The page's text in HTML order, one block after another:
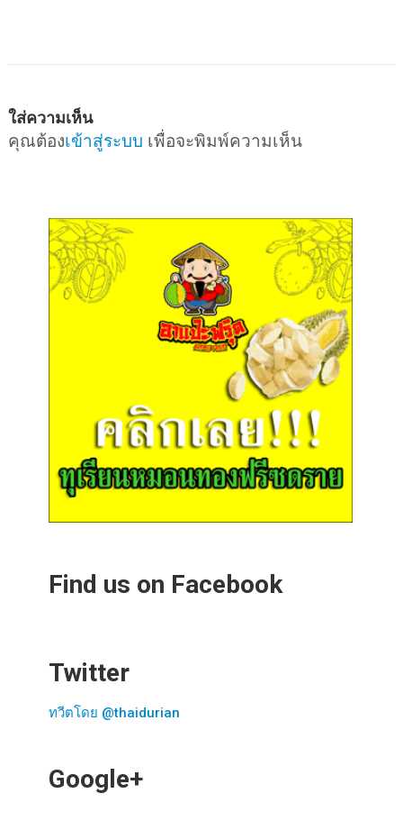
ใส่ความเห็น
คุณต้องเข้าสู่ระบบ เพื่อจะพิมพ์ความเห็น
Find us on Facebook
Twitter
ทวีตโดย @thaidurian
Google+